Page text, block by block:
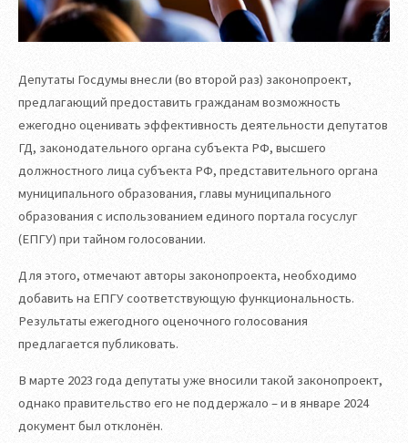
Депутаты Госдумы внесли (во второй раз) законопроект,
предлагающий предоставить гражданам возможность
ежегодно оценивать эффективность деятельности депутатов
ГД, законодательного органа субъекта РФ, высшего
должностного лица субъекта РФ, представительного органа
муниципального образования, главы муниципального
образования с использованием единого портала госуслуг
(ЕПГУ) при тайном голосовании.
Для этого, отмечают авторы законопроекта, необходимо
добавить на ЕПГУ соответствующую функциональность.
Результаты ежегодного оценочного голосования
предлагается публиковать.
В марте 2023 года депутаты уже вносили такой законопроект,
однако правительство его не поддержало – и в январе 2024
документ был отклонён.